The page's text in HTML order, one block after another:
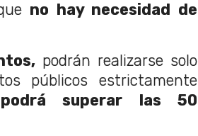
no hay necesidad de
podrán realizarse solo
públicos estrictamente
podrá superar las 50